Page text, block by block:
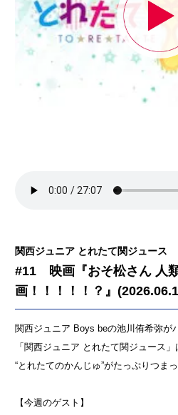
関西ジュニア とれたて関ジュース
#11 映画『おそ松さん 人
画！！！！！？』
関西ジュニア Boys beの池川侑希弥が
「関西ジュニア とれたて関ジュース」
“とれたてのかんじゅ”がたっぷりつまっ
【今週のゲスト】